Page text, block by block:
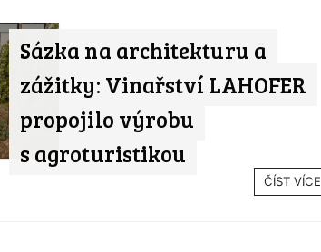
Sázka na architekturu a
zážitky: Vinařství LAHOFER
propojilo výrobu
s agroturistikou
ČÍST VÍCE